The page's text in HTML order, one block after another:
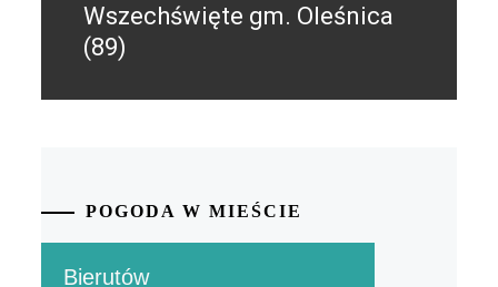
Wszechświęte gm. Oleśnica
(89)
POGODA W MIEŚCIE